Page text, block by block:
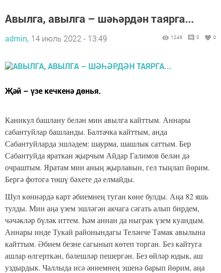
Авылга, авылга – шәһәрдән таярга...
admin, 14 июль 2022 - 13:49 1246 0 0
Җәй – үзе кечкенә дөнья.
Каникул башлану белән мин авылга кайттым. Аннары
сабантуйлар башланды. Балтачка кайттым, анда
Сабантуйларда эшләдем: шаурма, шашлык саттым. Бер
Сабантуйда яраткан җырчым Айдар Галимов белән дә
очраштым. Яратам мин аның җырлавын, гел тыңлап йөрим.
Бергә фотога төшү бәхете дә елмайды.
Шул көннәрдә карт әбиемнең туган көне булды. Аңа 82 яшь
тулды. Мин аңа үзем эшләгән акчага сәгать алып бирдем,
чәчәкләр бүләк иттем. Һәм аннан да ныграк үзем куандым.
Аннары инде Тукай районындагы Теләнче Тамак авылына
кайттым. Әбием безне сагынып көтеп торган. Без кайтуга
ашлар өлгерткән, бәлешләр пешергән. Без өйләр юдык, аш
уздырдык. Чаллыда исә әниемнең эшенә барып йөрим, аңа